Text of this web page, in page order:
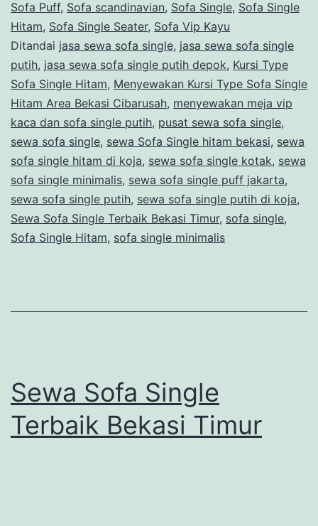
Area
Bekasi
Cibarusah
Sofa Puff, Sofa scandinavian, Sofa Single, Sofa Single
Hitam, Sofa Single Seater, Sofa Vip Kayu
Ditandai jasa sewa sofa single, jasa sewa sofa single
putih, jasa sewa sofa single putih depok, Kursi Type
Sofa Single Hitam, Menyewakan Kursi Type Sofa Single
Hitam Area Bekasi Cibarusah, menyewakan meja vip
kaca dan sofa single putih, pusat sewa sofa single,
sewa sofa single, sewa Sofa Single hitam bekasi, sewa
sofa single hitam di koja, sewa sofa single kotak, sewa
sofa single minimalis, sewa sofa single puff jakarta,
sewa sofa single putih, sewa sofa single putih di koja,
Sewa Sofa Single Terbaik Bekasi Timur, sofa single,
Sofa Single Hitam, sofa single minimalis
Sewa Sofa Single
Terbaik Bekasi Timur